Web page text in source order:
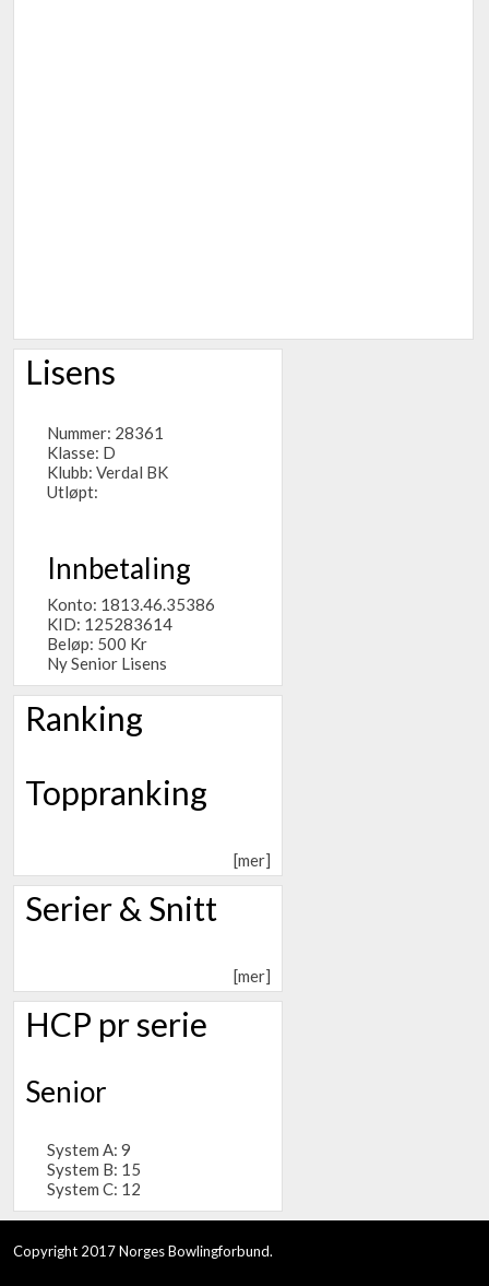
Lisens
Nummer: 28361
Klasse: D
Klubb: Verdal BK
Utløpt:
Innbetaling
Konto: 1813.46.35386
KID: 125283614
Beløp: 500 Kr
Ny Senior Lisens
Ranking
Toppranking
[mer]
Serier & Snitt
[mer]
HCP pr serie
Senior
System A: 9
System B: 15
System C: 12
Copyright 2017 Norges Bowlingforbund.